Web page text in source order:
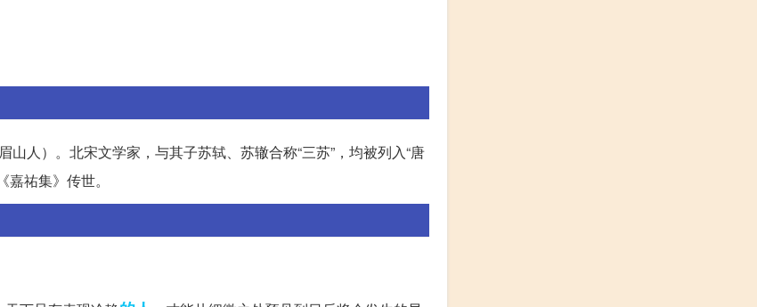
人）。北宋文学家，与其子苏轼、苏辙合称“三苏”，均被列入“唐
祐集》传世。